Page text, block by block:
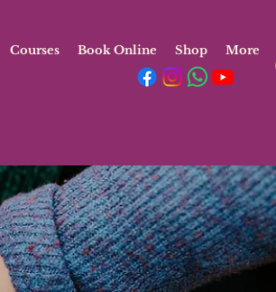
Courses Book Online Shop More